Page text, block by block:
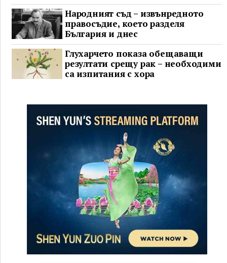
Народният съд – извънредното
правосъдие, което разделя
България и днес
Глухарчето показа обещаващи
резултати срещу рак – необходими
са изпитания с хора